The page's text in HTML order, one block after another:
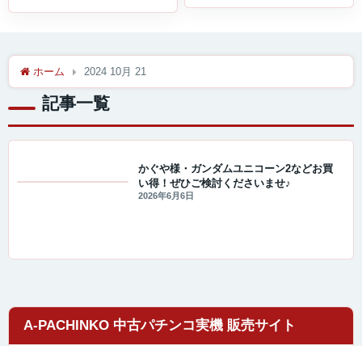
ホーム 2024 10月 21
記事一覧
かぐや様・ガンダムユニコーン2などお買
い得！ぜひご検討くださいませ♪
2026年6月6日
A-PACHINKO 中古パチンコ実機 販売サイト